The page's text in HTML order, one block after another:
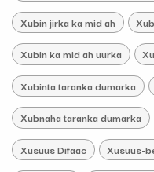
Xubin jirka ka mid ah
Xubin ka mid ah uurka
Xubinta taranka dumarka
Xubnaha taranka dumarka
Xusuus Difaac Xusuus-